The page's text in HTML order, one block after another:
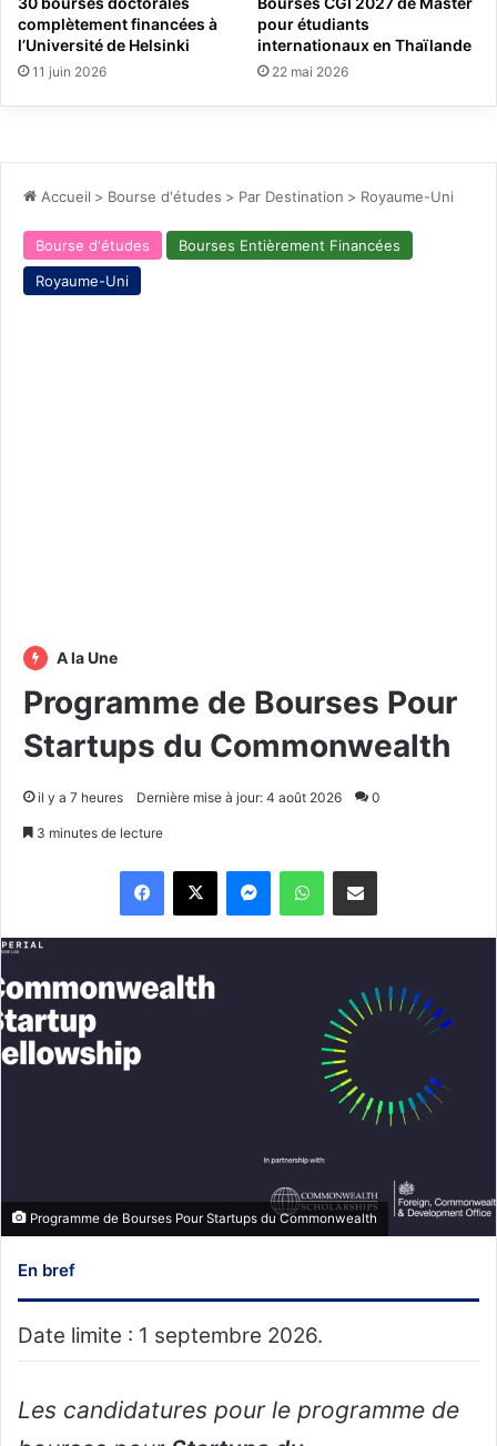
complètement financées à
l’Université de Helsinki
11 juin 2026
pour étudiants
internationaux en Thaïlande
22 mai 2026